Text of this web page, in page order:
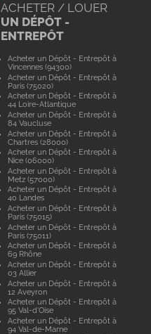
ACHETER / LOUER
UN DÉPÔT -
ENTREPÔT
Acheter un Dépôt - Entrepôt à
Vincennes (94300)
Acheter un Dépôt - Entrepôt à
Paris (75020)
Acheter un Dépôt - Entrepôt à
44 Loire-Atlantique
Acheter un Dépôt - Entrepôt à
84 Vaucluse
Acheter un Dépôt - Entrepôt à
Chartres (28000)
Acheter un Dépôt - Entrepôt à
Nice (06000)
Acheter un Dépôt - Entrepôt à
Metz (57000)
Acheter un Dépôt - Entrepôt à
40 Landes
Acheter un Dépôt - Entrepôt à
Paris (75015)
Acheter un Dépôt - Entrepôt à
Paris (75011)
Acheter un Dépôt - Entrepôt à
69 Rhône
Acheter un Dépôt - Entrepôt à
03 Allier
Acheter un Dépôt - Entrepôt à
12 Aveyron
Acheter un Dépôt - Entrepôt à
95 Val-d'Oise
Acheter un Dépôt - Entrepôt à
94 Val-de-Marne